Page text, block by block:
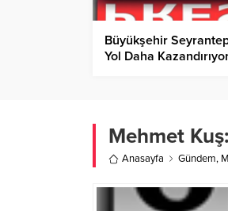
Büyükşehir
Yol Daha
Mehmet
Anasayfa Gündem,